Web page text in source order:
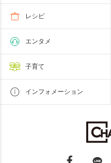
レシピ
エンタメ
子育て
インフォメーション